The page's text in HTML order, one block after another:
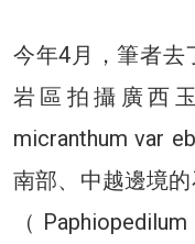
今年4月，筆者去
岩區拍攝廣西
micranthum var
南部、中越邊境
（